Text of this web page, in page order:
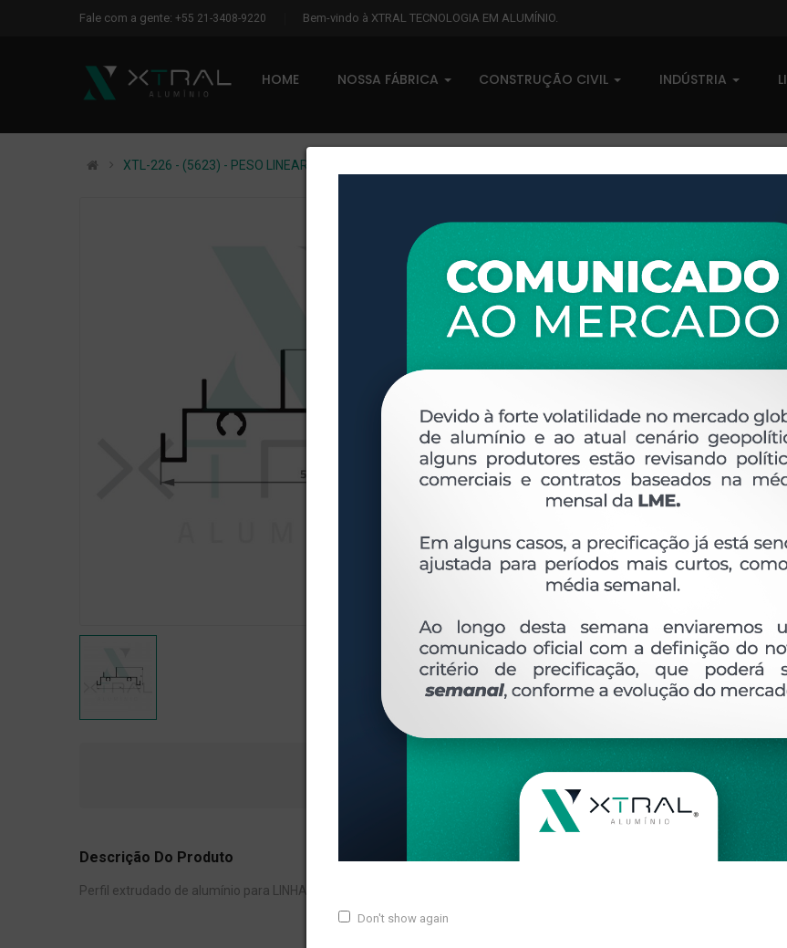
Fale com a gente: +55 21-3408-9220 Bem-vindo à XTRAL TECNOLOGIA EM ALUMÍNIO.
HOME NOSSA FÁBRICA CONSTRUÇÃO CIVIL INDÚSTRIA
Don't show again
XTL-226 - (5623) - PESO LINEAR: 0,341kg/m
XTL-226 - (5623) - PESO
0 comentários
Disponível sob
Taxas R$ 0,00
Disponibilidade:
Em estoque
OVERVIEW
Perfil extrudado de alumínio para LINHA
Ver perfis
Etiquetas: 226- PESO LINEAR - KG/M 5623
DESCRIÇÃO COMENTÁRIOS (0)
Descrição Do Produto
Perfil extrudado de alumínio para LINHA 16, com peso linear de 0,341kg/m.